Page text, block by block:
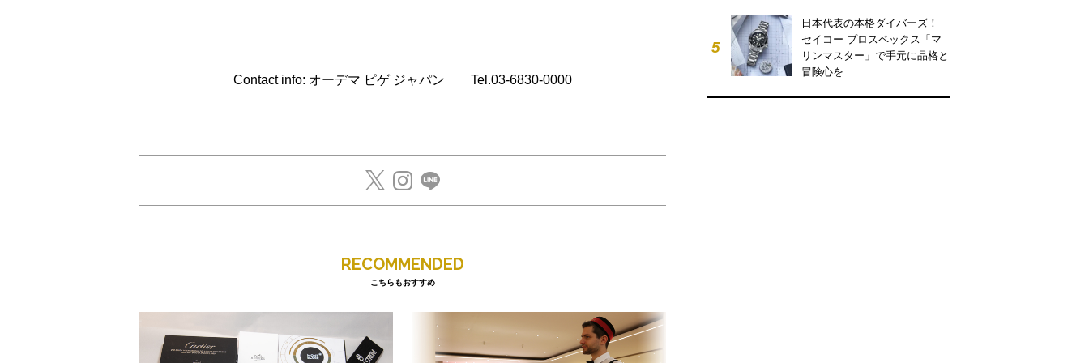
Contact info: オーデマ ピゲ ジャパン Tel.03-6830-0000
RECOMMENDED
こちらもおすすめ
5
日本代表の本格ダイバーズ！
セイコー プロスペックス「マ
リンマスター」で手元に品格と
冒険心を